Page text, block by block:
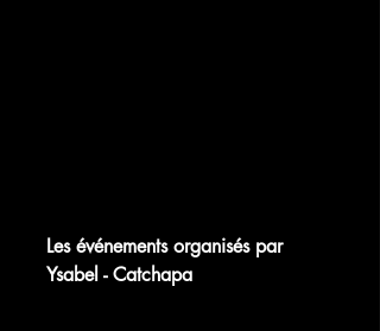
Les événements organisés par
Ysabel - Catchapa